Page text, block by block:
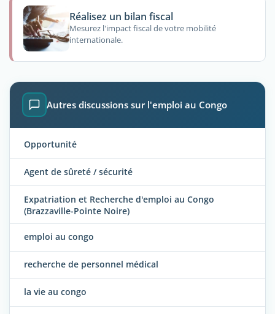
Réalisez un bilan fiscal
Mesurez l'impact fiscal de votre mobilité
internationale.
Autres discussions sur l'emploi au Congo
Opportunité
Agent de sûreté / sécurité
Expatriation et Recherche d'emploi au Congo
(Brazzaville-Pointe Noire)
emploi au congo
recherche de personnel médical
la vie au congo